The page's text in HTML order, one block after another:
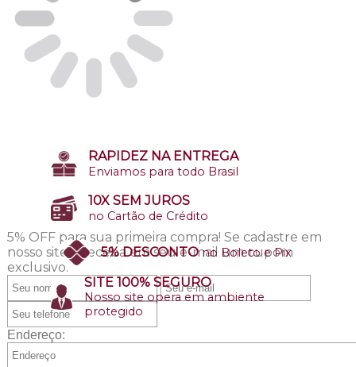
RAPIDEZ NA ENTREGA
Enviamos para todo Brasil
10X SEM JUROS
no Cartão de Crédito
5% DESCONTO no Boleto e Pix
SITE 100% SEGURO
Nosso site opera em ambiente
protegido
5% OFF para sua primeira compra! Se cadastre em
nosso site e receba em seu e-mail um cupom
exclusivo.
Endereço: